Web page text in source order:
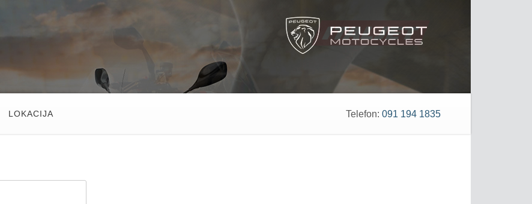
LOKACIJA Telefon: 091 194 1835